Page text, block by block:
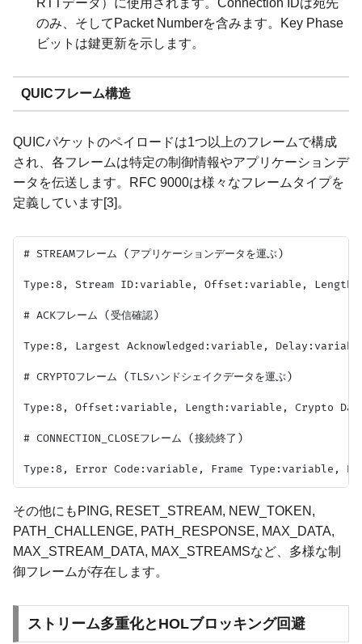
のみ、そしてPacket Numberを含みます。Key Phase
ビットは鍵更新を示します。
QUICフレーム構造
QUICパケットのペイロードは1つ以上のフレームで構成
され、各フレームは特定の制御情報やアプリケーションデ
ータを伝送します。RFC 9000は様々なフレームタイプを
定義しています[3]。
# STREAMフレーム (アプリケーションデータを運ぶ)
Type:8, Stream ID:variable, Offset:variable,
# ACKフレーム (受信確認)
Type:8, Largest Acknowledged:variable,
# CRYPTOフレーム (TLSハンドシェイクデータを運ぶ)
Type:8, Offset:variable, Length:variable, Crypto
# CONNECTION_CLOSEフレーム (接続終了)
その他にもPING, RESET_STREAM, NEW_TOKEN,
PATH_CHALLENGE, PATH_RESPONSE, MAX_DATA,
MAX_STREAM_DATA, MAX_STREAMSなど、多様な制
御フレームが存在します。
ストリーム多重化とHOLブロッキング回避